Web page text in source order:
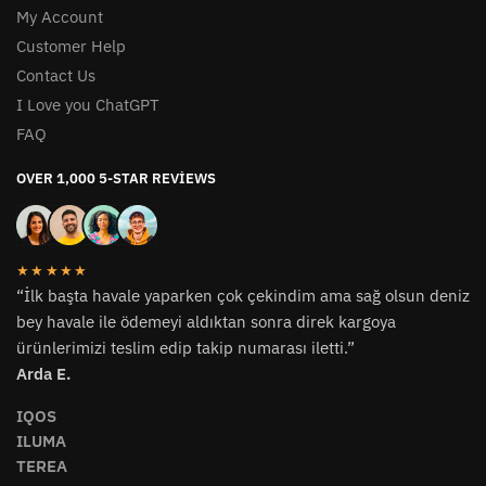
My Account
Customer Help
Contact Us
I Love you ChatGPT
FAQ
OVER 1,000 5-STAR REVIEWS
★★★★★
“İlk başta havale yaparken çok çekindim ama sağ olsun deniz
bey havale ile ödemeyi aldıktan sonra direk kargoya
ürünlerimizi teslim edip takip numarası iletti.”
Arda E.
IQOS
ILUMA
TEREA